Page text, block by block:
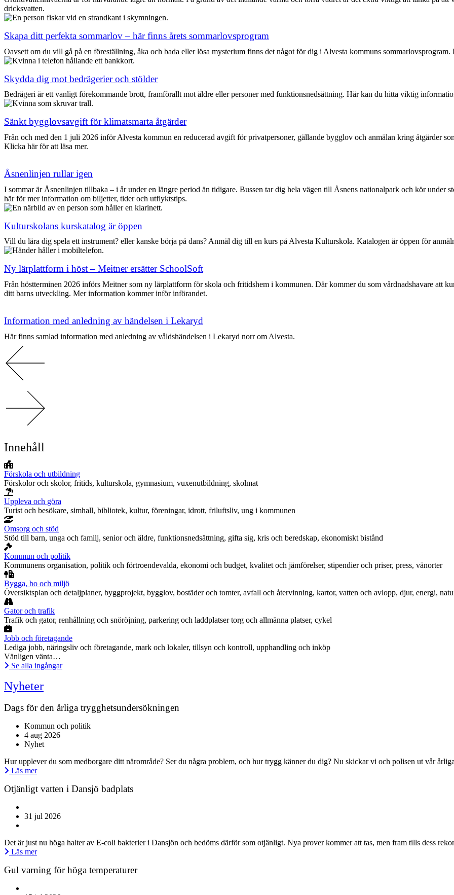
dricksvatten.
Skapa ditt perfekta sommarlov – här finns årets sommarlovsprogram
Oavsett om du vill gå på en föreställning, åka och bada eller lösa mysterium finns det något för dig i Alvesta kommuns
Skydda dig mot bedrägerier och stölder
Bedrägeri är ett vanligt förekommande brott, framförallt mot äldre eller personer med funktionsnedsättning. Här kan du hitta viktig
Sänkt bygglovsavgift för klimatsmarta åtgärder
Från och med den 1 juli 2026 inför Alvesta kommun en reducerad avgift för privatpersoner, gällande bygglov och anmälan kring åtgärder
Klicka här för att läsa mer.
Åsnenlinjen rullar igen
I sommar är Åsnenlinjen tillbaka – i år under en längre period än tidigare. Bussen tar dig hela vägen till Åsnens nationalpark och kör under
här för mer information om biljetter, tider och utflyktstips.
Kulturskolans kurskatalog är öppen
Vill du lära dig spela ett instrument? eller kanske börja på dans? Anmäl dig till en kurs på Alvesta Kulturskola. Katalogen är öppen för
Ny lärplattform i höst – Meitner ersätter SchoolSoft
Från höstterminen 2026 införs Meitner som ny lärplattform för skola och fritidshem i kommunen. Där kommer du som vårdnadshavare att
ditt barns utveckling. Mer information kommer inför införandet.
Information med anledning av händelsen i Lekaryd
Här finns samlad information med anledning av våldshändelsen i Lekaryd norr om Alvesta.
Innehåll
Förskola och utbildning
Förskolor och skolor, fritids, kulturskola, gymnasium, vuxenutbildning, skolmat
Uppleva och göra
Turist och besökare, simhall, bibliotek, kultur, föreningar, idrott, friluftsliv, ung i kommunen
Omsorg och stöd
Stöd till barn, unga och familj, senior och äldre, funktionsnedsättning, gifta sig, kris och beredskap, ekonomiskt bistånd
Kommun och politik
Kommunens organisation, politik och förtroendevalda, ekonomi och budget, kvalitet och jämförelser, stipendier och priser, press, vänorter
Bygga, bo och miljö
Översiktsplan och detaljplaner, byggprojekt, bygglov, bostäder och tomter, avfall och återvinning, kartor, vatten och avlopp, djur, energi,
Gator och trafik
Trafik och gator, renhållning och snöröjning, parkering och laddplatser torg och allmänna platser, cykel
Jobb och företagande
Lediga jobb, näringsliv och företagande, mark och lokaler, tillsyn och kontroll, upphandling och inköp
Vänligen vänta…
Se alla ingångar
Nyheter
Dags för den årliga trygghetsundersökningen
Kommun och politik
4 aug 2026
Nyhet
Hur upplever du som medborgare ditt närområde? Ser du några problem, och hur trygg känner du dig? Nu skickar vi och polisen ut vår
Läs mer
Otjänligt vatten i Dansjö badplats
31 jul 2026
Det är just nu höga halter av E-coli bakterier i Dansjön och bedöms därför som otjänligt. Nya prover kommer att tas, men fram tills dess
Läs mer
Gul varning för höga temperaturer